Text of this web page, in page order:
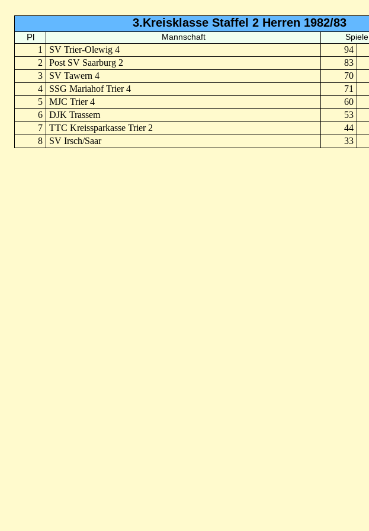
3.Kreisklasse Staffel 2 Herren 1982/83
Pl Mannschaft Spiele
1 SV Trier-Olewig 4 94
2
Post SV Saarburg 2 83
3
SV Tawern 4 70
4
SSG Mariahof Trier 4 71
5
MJC Trier 4 60
6
DJK Trassem 53
7
TTC Kreissparkasse Trier 2 44
8
SV Irsch/Saar 33